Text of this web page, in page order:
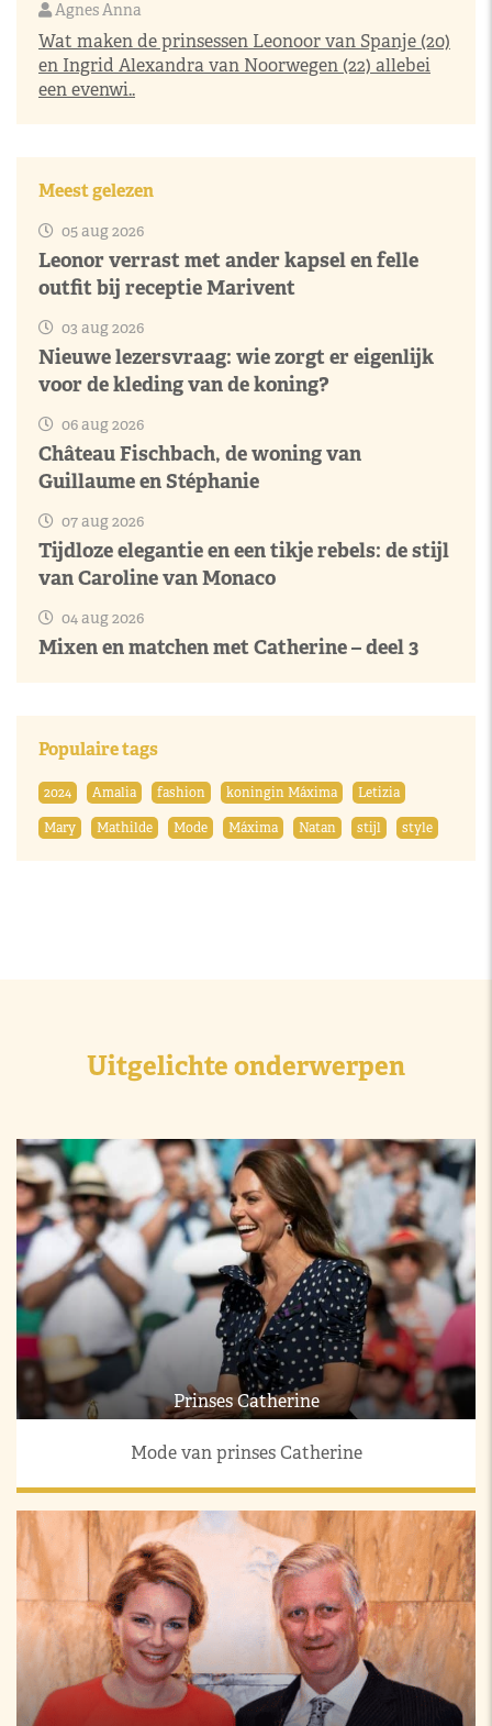
Agnes Anna
Wat maken de prinsessen Leonoor van Spanje (20)
en Ingrid Alexandra van Noorwegen (22) allebei
een evenwi..
Meest gelezen
05 aug 2026
Leonor verrast met ander kapsel en felle
outfit bij receptie Marivent
03 aug 2026
Nieuwe lezersvraag: wie zorgt er eigenlijk
voor de kleding van de koning?
06 aug 2026
Château Fischbach, de woning van
Guillaume en Stéphanie
07 aug 2026
Tijdloze elegantie en een tikje rebels: de stijl
van Caroline van Monaco
04 aug 2026
Mixen en matchen met Catherine – deel 3
Populaire tags
2024 Amalia fashion koningin Máxima
Letizia
Mary
Mathilde Mode Máxima Natan stijl style
Uitgelichte onderwerpen
Prinses Catherine
Mode van prinses Catherine